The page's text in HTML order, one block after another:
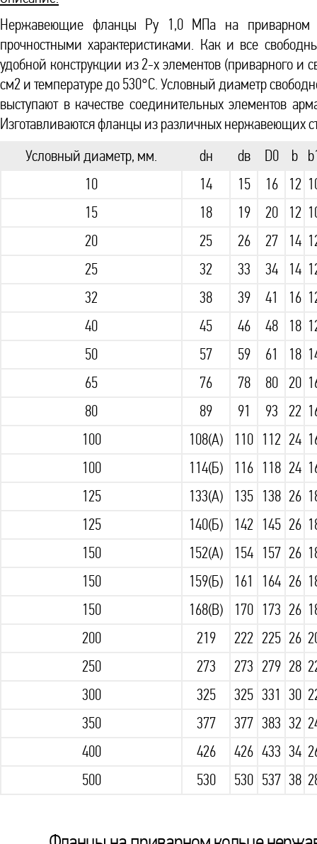
Нержавеющие фланцы Ру 1,0 МПа на приварном
прочностными характеристиками. Как и все
удобной конструкции из 2-х элементов (приварного
см2 и температуре до 530°С. Условный диаметр
выступают в качестве соединительных элементов
Изготавливаются фланцы из различных нержавеющих
Условный диаметр, мм.
dн dв D0 b
10
14 15 16 12
15
18 19 20 12
20
25 26 27 14
25
32 33 34 14
32
38 39 41 16
40
45 46 48 18
50
57 59 61 18
65
76 78 80 20
80
89 91 93 22
100
108(А) 110 112 24
100
114(Б) 116 118 24
125
133(А) 135 138 26
125
140(Б) 142 145 26
150
152(А) 154 157 26
150
159(Б) 161 164 26
150
168(В) 170 173 26
200
219 222 225 26
250
273 273 279 28
300
325 325 331 30
350
377 377 383 32
400
426 426 433 34
500
530 530 537 38